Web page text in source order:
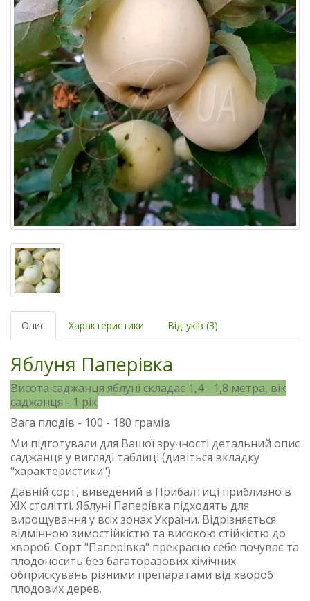
Опис Характеристики Відгуків (3)
Яблуня Паперівка
Висота саджанця яблуні складає 1,4 - 1,8 метра, вік
саджанця - 1 рік
Вага плодів - 100 - 180 грамів
Ми підготували для Вашої зручності детальний опис
саджанця у вигляді таблиці (дивіться вкладку
"характеристики")
Давній сорт, виведений в Прибалтиці приблизно в
ХІХ столітті. Яблуні Паперівка підходять для
вирощування у всіх зонах України. Відрізняється
відмінною зимостійкістю та високою стійкістю до
хвороб. Сорт "Паперівка" прекрасно себе почуває та
плодоносить без багаторазових хімічних
обприскувань різними препаратами від хвороб
плодових дерев.